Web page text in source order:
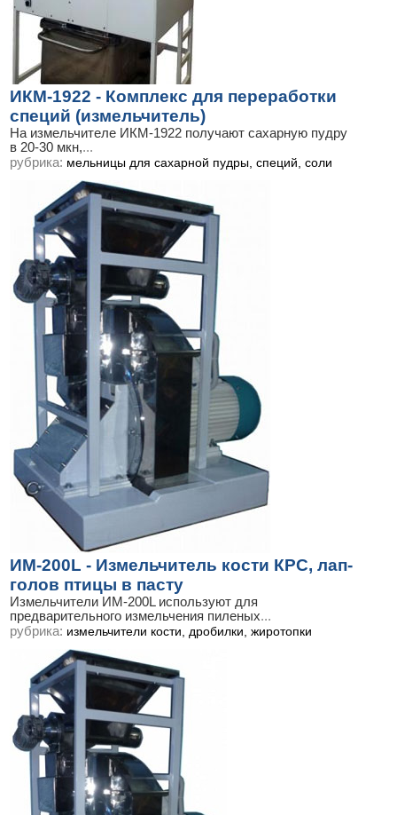
ИКМ-1922 - Комплекс для переработки
специй (измельчитель)
На измельчителе ИКМ-1922 получают сахарную пудру
в 20-30 мкн,...
рубрика: мельницы для сахарной пудры, специй, соли
ИМ-200L - Измельчитель кости КРС, лап-
голов птицы в пасту
Измельчители ИМ-200L используют для
предварительного измельчения пиленых...
рубрика: измельчители кости, дробилки, жиротопки